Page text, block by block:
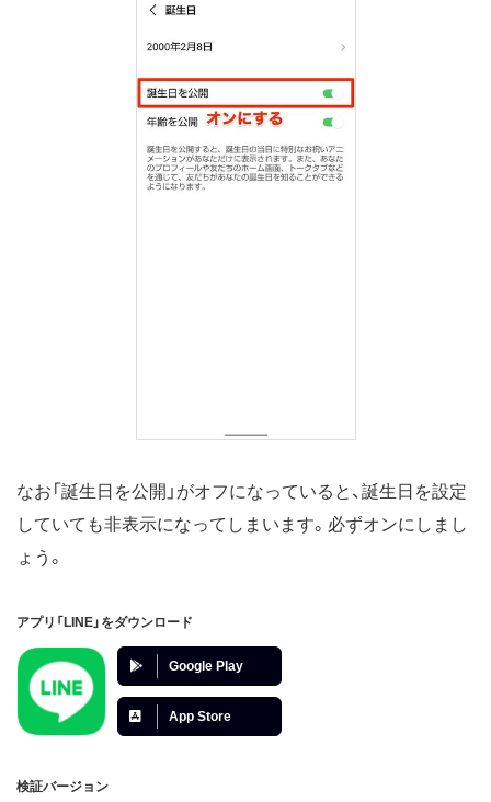
なお「誕生日を公開」がオフになっていると、誕生日を設定
していても非表示になってしまいます。必ずオンにしまし
ょう。
アプリ「LINE」をダウンロード
Google Play
App Store
検証バージョン